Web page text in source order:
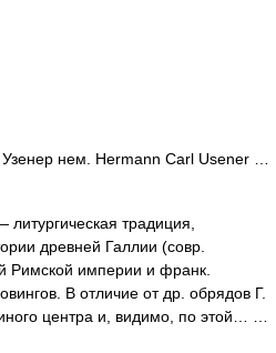
нем. Hermann Carl Usener …
литургическая традиция,
древней Галлии (совр.
Римской империи и франк.
В отличие от др. обрядов Г.
центра и, видимо, по этой… …